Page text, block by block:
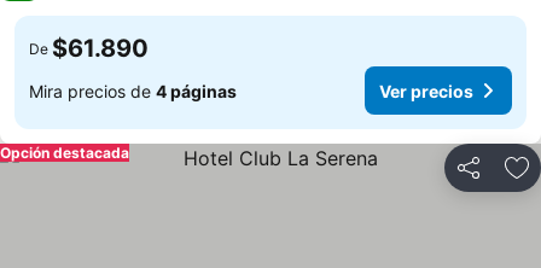
De $61.890
Mira precios de 4 páginas Ver precios
Compartir
Opción destacada